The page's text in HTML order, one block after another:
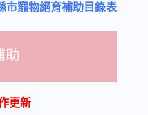
寵物絕育補助目錄表
助
更新